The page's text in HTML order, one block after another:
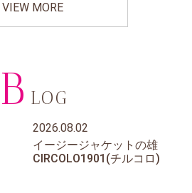
VIEW MORE
B LOG
2026.08.02
イージージャケットの雄
CIRCOLO1901(チルコロ)